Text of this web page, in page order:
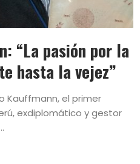
“La pasión por la
hasta la vejez”
Kauffmann, el primer
exdiplomático y gestor